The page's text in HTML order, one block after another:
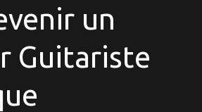
un
Guitariste